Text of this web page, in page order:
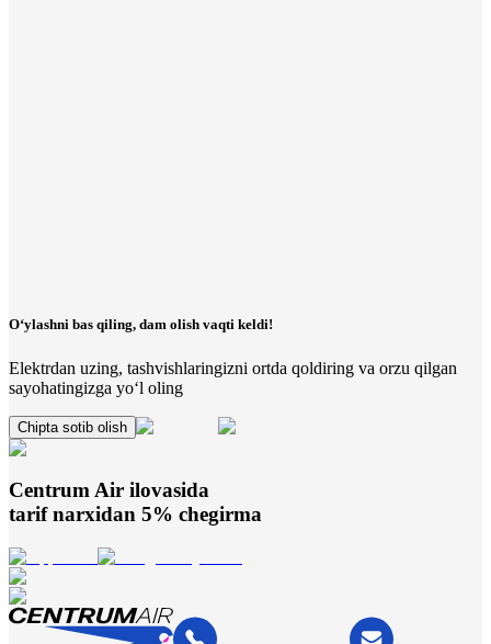
O‘ylashni bas qiling, dam olish vaqti keldi!
Elektrdan uzing, tashvishlaringizni ortda qoldiring va orzu qilgan
sayohatingizga yo‘l oling
Chipta sotib olish
Centrum Air ilovasida
tarif narxidan 5% chegirma